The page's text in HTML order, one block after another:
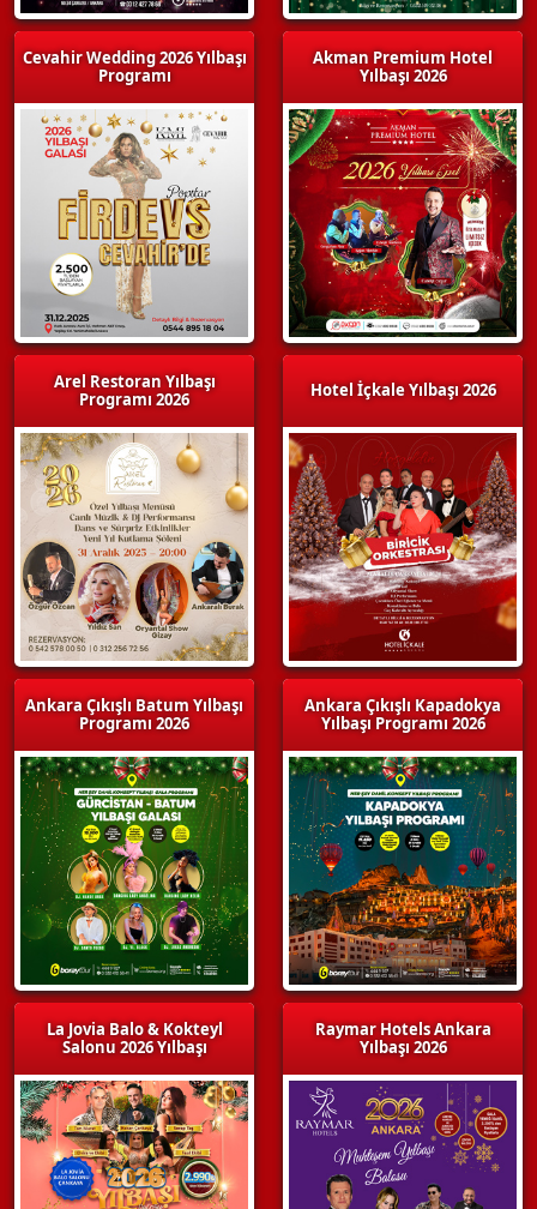
Cevahir Wedding 2026 Yılbaşı
Programı
Arel Restoran Yılbaşı
Programı 2026
Ankara Çıkışlı Batum Yılbaşı
Programı 2026
La Jovia Balo & Kokteyl
Salonu 2026 Yılbaşı
Akman Premium Hotel
Yılbaşı 2026
Hotel İçkale Yılbaşı 2026
Ankara Çıkışlı Kapadokya
Yılbaşı Programı 2026
Raymar Hotels Ankara
Yılbaşı 2026